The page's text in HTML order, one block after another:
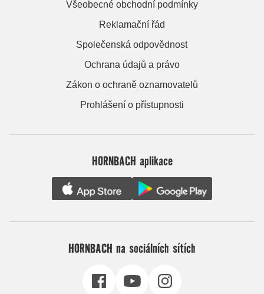
Všeobecné obchodní podmínky
Reklamační řád
Společenská odpovědnost
Ochrana údajů a právo
Zákon o ochraně oznamovatelů
Prohlášení o přístupnosti
HORNBACH aplikace
HORNBACH na sociálních sítích